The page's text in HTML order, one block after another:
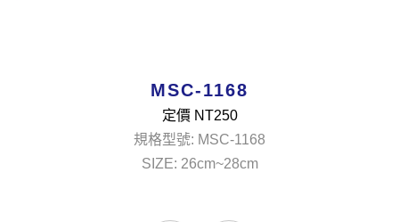
MSC-1168
定價 NT250
規格型號: MSC-1168
SIZE: 26cm~28cm